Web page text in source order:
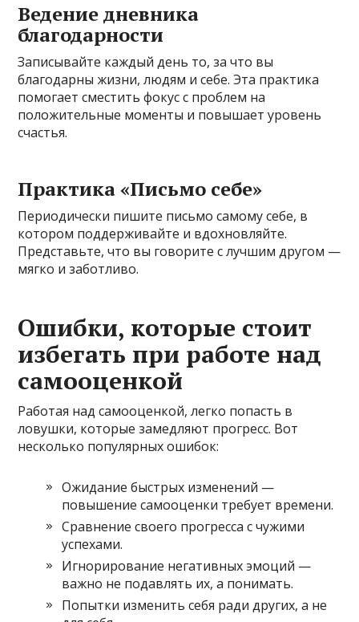
Ведение дневника
благодарности
Записывайте каждый день то, за что вы
благодарны жизни, людям и себе. Эта практика
помогает сместить фокус с проблем на
положительные моменты и повышает уровень
счастья.
Практика «Письмо себе»
Периодически пишите письмо самому себе, в
котором поддерживайте и вдохновляйте.
Представьте, что вы говорите с лучшим другом —
мягко и заботливо.
Ошибки, которые стоит
избегать при работе над
самооценкой
Работая над самооценкой, легко попасть в
ловушки, которые замедляют прогресс. Вот
несколько популярных ошибок:
Ожидание быстрых изменений —
повышение самооценки требует времени.
Сравнение своего прогресса с чужими
успехами.
Игнорирование негативных эмоций —
важно не подавлять их, а понимать.
Попытки изменить себя ради других, а не